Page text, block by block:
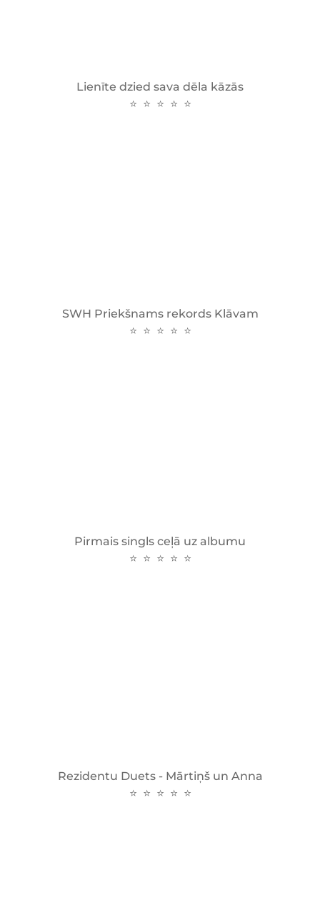
Lienīte dzied sava dēla kāzās
⭐ ⭐ ⭐ ⭐ ⭐
SWH Priekšnams rekords Klāvam
⭐ ⭐ ⭐ ⭐ ⭐
Pirmais singls ceļā uz albumu
⭐ ⭐ ⭐ ⭐ ⭐
Rezidentu Duets - Mārtiņš un Anna
⭐ ⭐ ⭐ ⭐ ⭐